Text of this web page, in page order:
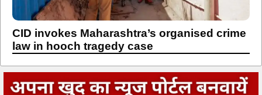
CID invokes Maharashtra’s organised crime
law in hooch tragedy case